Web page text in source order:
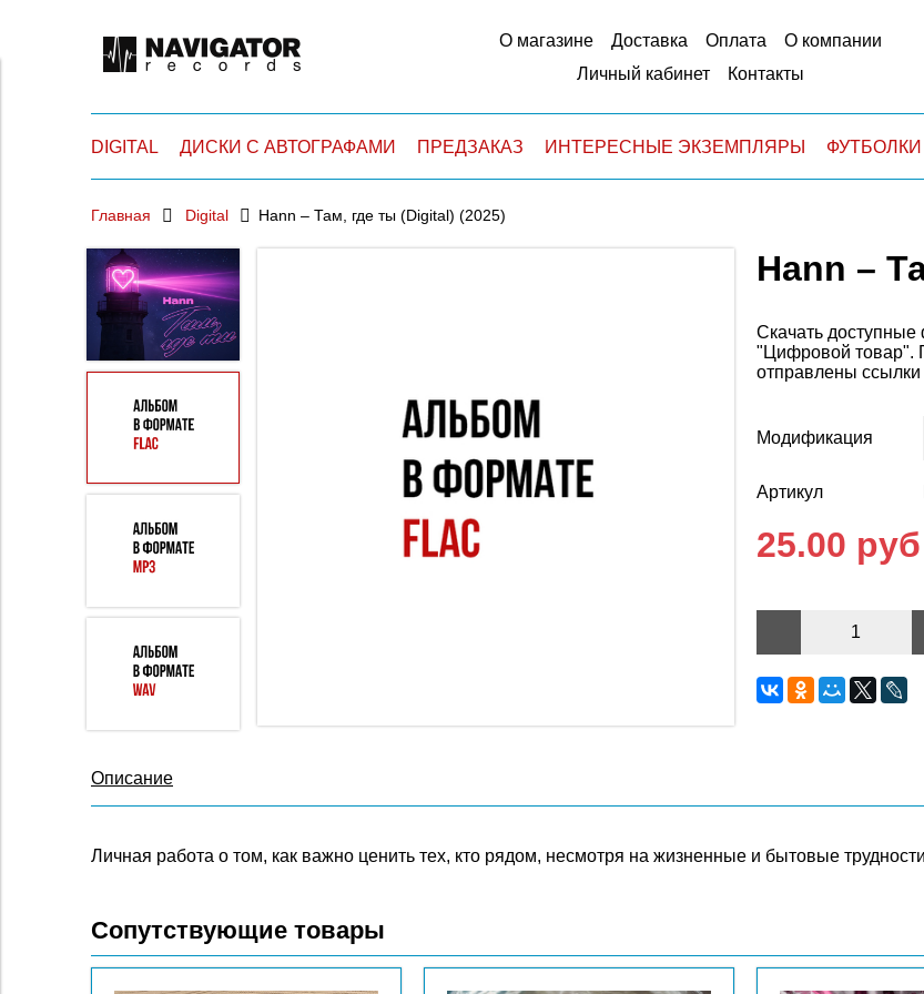
О магазине Доставка Оплата
О компании
Личный кабинет
Контакты
DIGITAL ДИСКИ С АВТОГРАФАМИ ПРЕДЗАКАЗ ИНТЕРЕСНЫЕ ЭКЗЕМПЛЯРЫ ФУТБОЛКИ
Главная Digital Hann – Там, где ты (Digital) (2025)
Hann –
Скачать
"Цифровой товар".
отправлены
Модификация
Артикул
25.00 руб
Описание
Личная работа о том, как важно ценить тех, кто рядом, несмотря на жизненные и бытовые
Сопутствующие товары